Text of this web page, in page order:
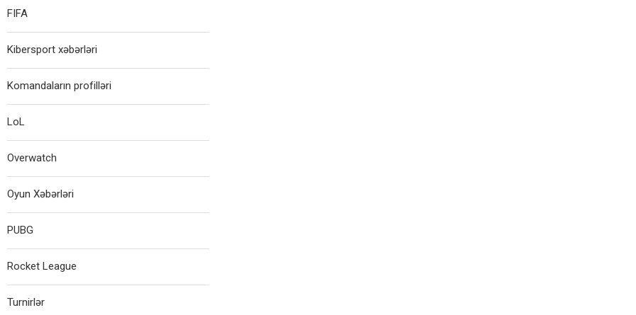
FIFA
Kibersport xəbərləri
Komandaların profilləri
LoL
Overwatch
Oyun Xəbərləri
PUBG
Rocket League
Turnirlər